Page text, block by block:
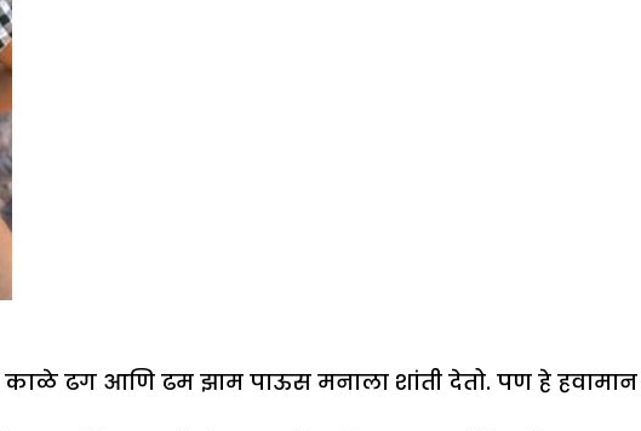
ढग आणि ढम झाम पाऊस मनाला शांती देतो. पण हे हवामान